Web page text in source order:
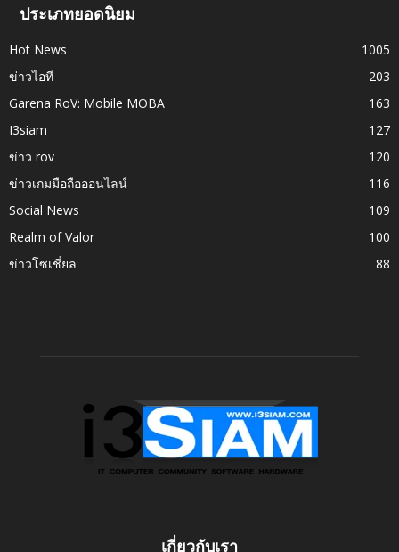
ประเภทยอดนิยม
Hot News
1005
ข่าวไอที
203
Garena RoV: Mobile MOBA
163
I3siam
127
ข่าว rov
120
ข่าวเกมมือถือออนไลน์
116
Social News
109
Realm of Valor
100
ข่าวโซเชี่ยล
88
เกี่ยวกับเรา